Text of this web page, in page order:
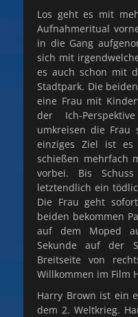
Los geht es mit
Aufnahmeritual
in die Gang
sich mit
es auch schon mit
Stadtpark. Die
eine Frau mit
der Ich-
umkreisen die Frau
einziges Ziel ist
schießen mehrfach
vorbei. Bis
letztendlich ein
Die Frau geht
beiden bekommen
auf dem Moped
Sekunde auf der
Breitseite von
Willkommen im Film
Harry Brown ist ein
dem 2. Weltkrieg.